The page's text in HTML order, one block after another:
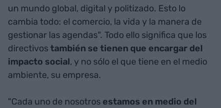
un mundo global, digital y politizado. Esto lo
cambia todo: el comercio, la vida y la manera de
gestionar las agendas". Todo ello significa que los
directivostambién se tienen que encargar del
impacto social, y no sólo el que tiene en el medio
ambiente, su empresa.
"Cada uno de nosotros estamos en medio del